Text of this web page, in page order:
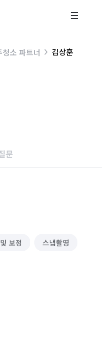
소 파트너 김상훈
문
보정 스냅촬영